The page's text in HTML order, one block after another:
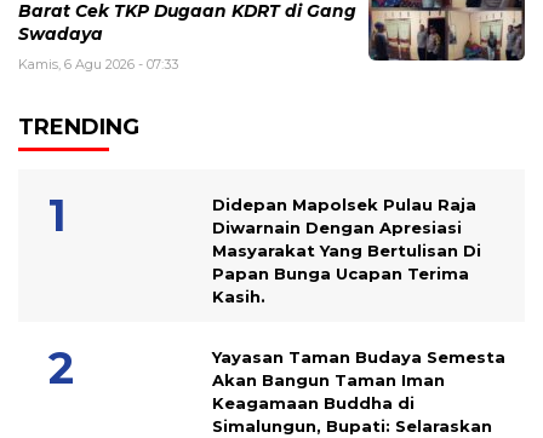
Barat Cek TKP Dugaan KDRT di Gang
Swadaya
Kamis, 6 Agu 2026 - 07:33
TRENDING
Didepan Mapolsek Pulau Raja
Diwarnain Dengan Apresiasi
Masyarakat Yang Bertulisan Di
Papan Bunga Ucapan Terima
Kasih.
Yayasan Taman Budaya Semesta
Akan Bangun Taman Iman
Keagamaan Buddha di
Simalungun, Bupati: Selaraskan